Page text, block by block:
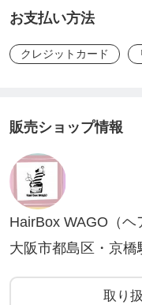
お支払い方法
クレジットカード
販売ショップ情報
HairBox WAGO（ヘ
大阪市都島区・京橋
取り